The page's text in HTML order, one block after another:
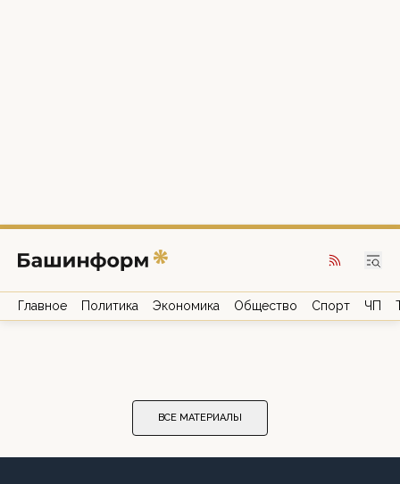
Главное Политика Экономика Общество Спорт ЧП
ВСЕ МАТЕРИАЛЫ